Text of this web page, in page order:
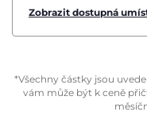
Zobrazit dostupná
*Všechny částky jsou
vám může být k ceně